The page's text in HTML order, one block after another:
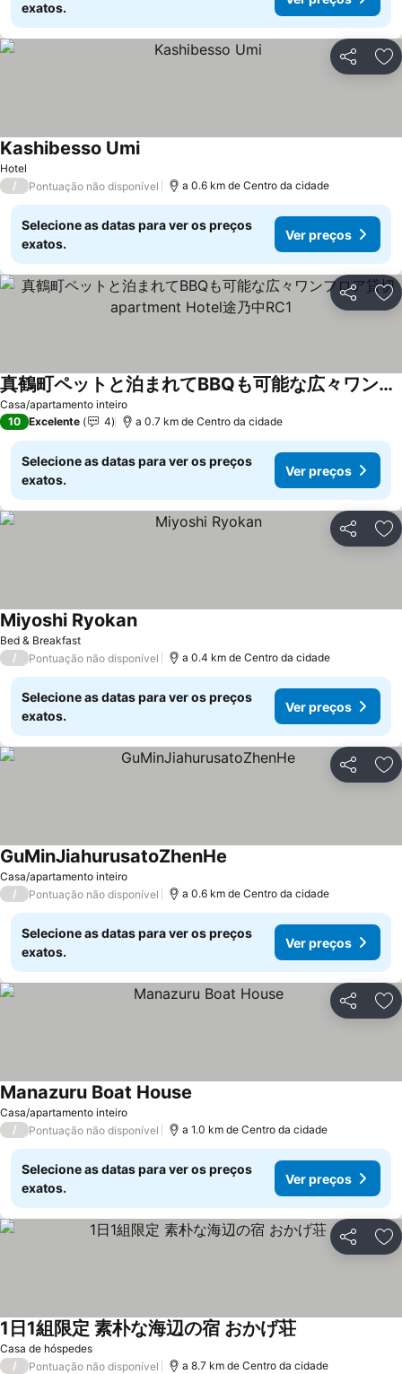
exatos.
Partilhar
Hotel
Kashibesso UmiVer preços
/ Pontuação não disponível a 0.6 km de Centro da cidade
Selecione as datas para ver os preços
exatos.
Ver preços
Partilhar
Casa/apartamento inteiro
真鶴町ペットと泊まれてBBQも可能な広々ワンフロア貸切apartment Hotel途乃中RC1
Ver preços
10 Excelente 4 a 0.7 km de Centro da cidade
Selecione as datas para ver os preços
exatos.
Ver preços
Partilhar
Bed & Breakfast
Miyoshi RyokanVer preços
/ Pontuação não disponível a 0.4 km de Centro da cidade
Selecione as datas para ver os preços
exatos.
Ver preços
Partilhar
Casa/apartamento inteiro
GuMinJiahurusatoZhenHe
/ Pontuação não disponível a 0.6 km de Centro da cidade
Selecione as datas para ver os preços
exatos.
Ver preços
Partilhar
Casa/apartamento inteiro
Manazuru Boat House
/ Pontuação não disponível a 1.0 km de Centro da cidade
Selecione as datas para ver os preços
exatos.
Ver preços
Partilhar
Casa de hóspedes
1日1組限定 素朴な海辺の宿 おかげ荘
/ Pontuação não disponível a 8.7 km de Centro da cidade